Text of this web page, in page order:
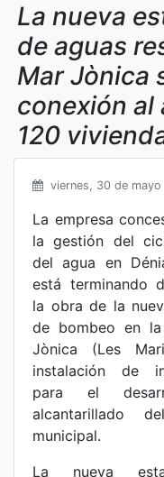
La nueva
de aguas
Mar Jònica
conexión al
120
viernes, 30 de
La empresa
la gestión del
del agua en
está terminando
la obra de la
de bombeo en
Jònica (Les
instalación de
para el
alcantarillado
municipal.
La nueva